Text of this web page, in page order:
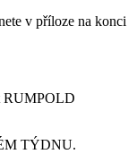
v příloze na konci
RUMPOLD
TÝDNU.